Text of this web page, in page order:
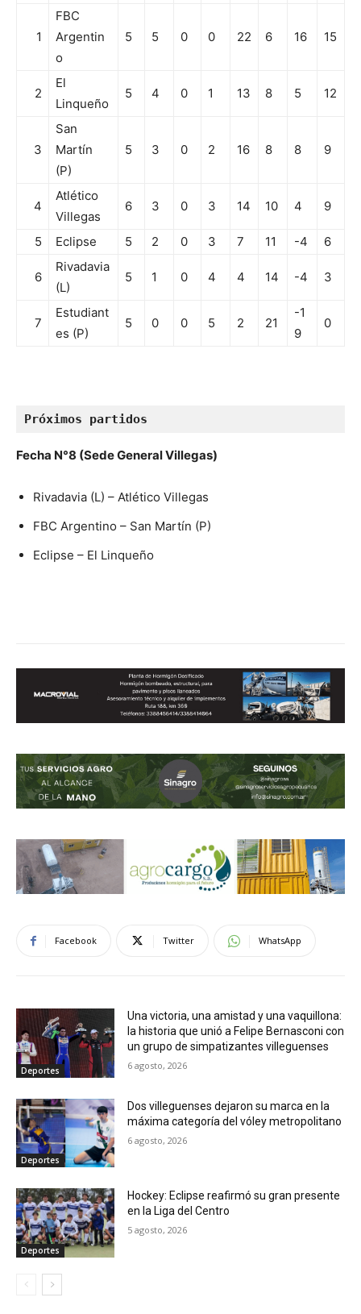
1
FBC
Argentin
o
5 5 0 0 22 6 16 15
2
El
Linqueño
5 4 0 1 13 8 5 12
3
San
Martín
(P)
5 3 0 2 16 8 8 9
4
Atlético
Villegas
6 3 0 3 14 10 4 9
5 Eclipse 5 2 0 3 7 11 -4 6
6
Rivadavia
(L)
5 1 0 4 4 14 -4 3
7
Estudiant
es (P)
5 0 0 5 2 21
-1
9
0
Próximos partidos
Fecha N°8 (Sede General Villegas)
Rivadavia (L) – Atlético Villegas
FBC Argentino – San Martín (P)
Eclipse – El Linqueño
Facebook Twitter WhatsApp
Deportes
Una victoria, una amistad y una vaquillona:
la historia que unió a Felipe Bernasconi con
un grupo de simpatizantes villeguenses
6 agosto, 2026
Deportes
Dos villeguenses dejaron su marca en la
máxima categoría del vóley metropolitano
6 agosto, 2026
Deportes
Hockey: Eclipse reafirmó su gran presente
en la Liga del Centro
5 agosto, 2026